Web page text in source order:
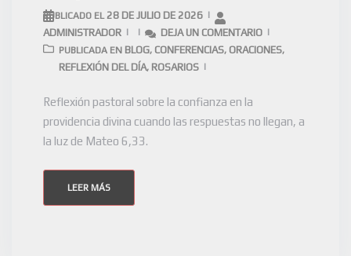
PUBLICADO EL 28 DE JULIO DE 2026
ADMINISTRADOR
DEJA UN COMENTARIO
PUBLICADA EN BLOG, CONFERENCIAS, ORACIONES,
REFLEXIÓN DEL DÍA, ROSARIOS
Reflexión pastoral sobre la confianza en la
providencia divina cuando las respuestas no llegan, a
la luz de Mateo 6,33.
LEER MÁS